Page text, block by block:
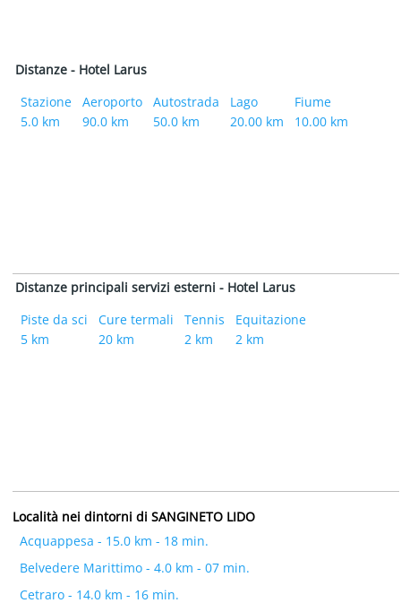
Distanze - Hotel Larus
Stazione
5.0 km
Aeroporto
90.0 km
Autostrada
50.0 km
Lago
20.00 km
Fiume
10.00 km
Distanze principali servizi esterni - Hotel Larus
Piste da sci
5 km
Cure termali
20 km
Tennis
2 km
Equitazione
2 km
Località nei dintorni di SANGINETO LIDO
Acquappesa - 15.0 km - 18 min.
Belvedere Marittimo - 4.0 km - 07 min.
Cetraro - 14.0 km - 16 min.